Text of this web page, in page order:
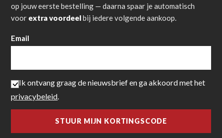
op jouw eerste bestelling — daarna spaar je automatisch
voor extra voordeelbij iedere volgende aankoop.
Email
Ik ontvang graag de nieuwsbrief en ga akkoord met het
privacybeleid.